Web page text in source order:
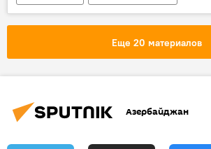
МУЛЬТИМЕДИА
Видео
Еще 20 материалов
Азербайджан